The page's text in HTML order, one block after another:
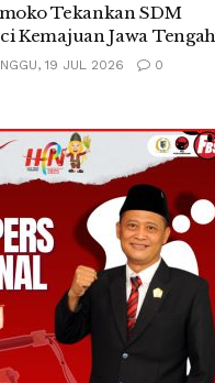
Tekankan SDM
Kemajuan Jawa Tengah
19 JUL 2026 0